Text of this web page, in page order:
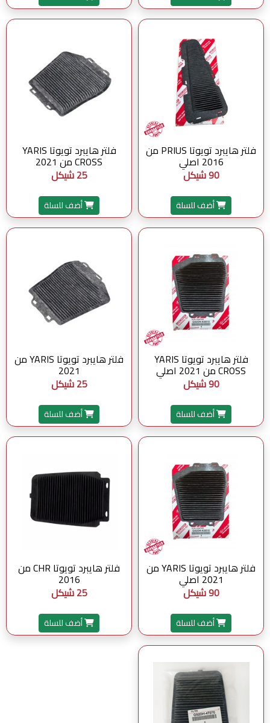
فلتر هايبرد تويوتا PRIUS من
2016 اصلي
90 شيكل
أضف للسلة
فلتر هايبرد تويوتا YARIS
CROSS من 2021
25 شيكل
أضف للسلة
فلتر هايبرد تويوتا YARIS
CROSS من 2021 اصلي
90 شيكل
أضف للسلة
فلتر هايبرد تويوتا YARIS من
2021
25 شيكل
أضف للسلة
فلتر هايبرد تويوتا YARIS من
2021 اصلي
90 شيكل
أضف للسلة
فلتر هايبرد تويوتا CHR من
2016
25 شيكل
أضف للسلة